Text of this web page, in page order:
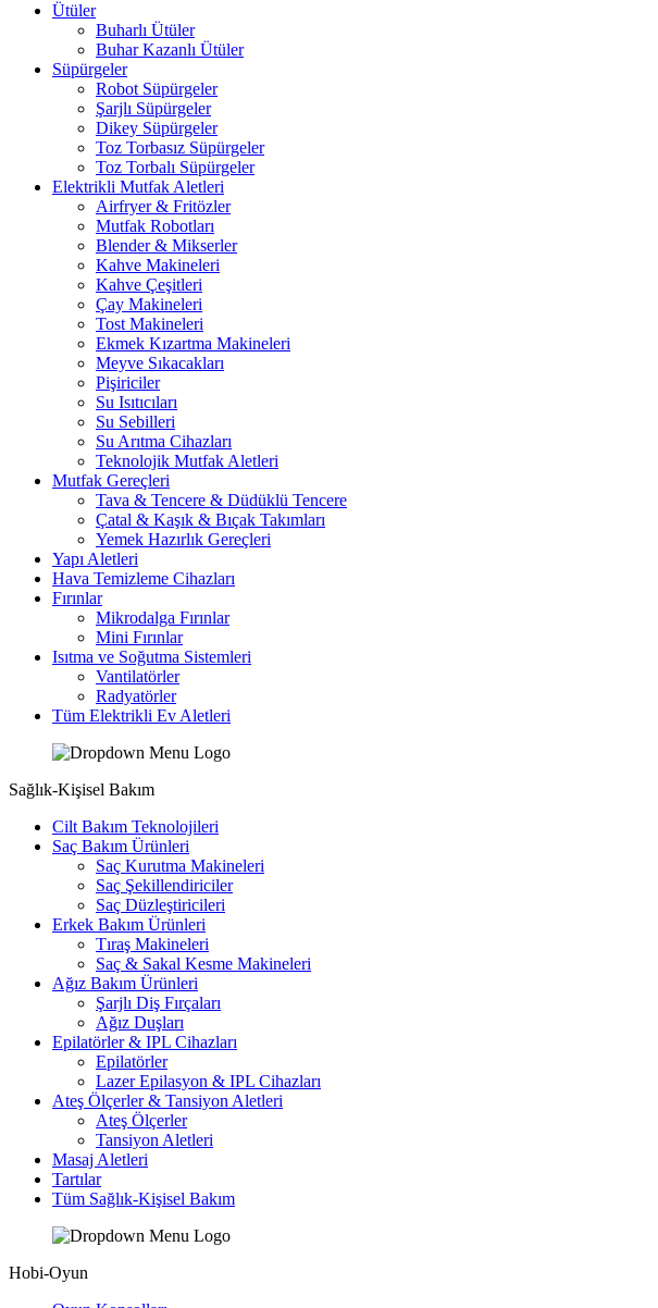
Ütüler
Buharlı Ütüler
Buhar Kazanlı Ütüler
Süpürgeler
Robot Süpürgeler
Şarjlı Süpürgeler
Dikey Süpürgeler
Toz Torbasız Süpürgeler
Toz Torbalı Süpürgeler
Elektrikli Mutfak Aletleri
Airfryer & Fritözler
Mutfak Robotları
Blender & Mikserler
Kahve Makineleri
Kahve Çeşitleri
Çay Makineleri
Tost Makineleri
Ekmek Kızartma Makineleri
Meyve Sıkacakları
Pişiriciler
Su Isıtıcıları
Su Sebilleri
Su Arıtma Cihazları
Teknolojik Mutfak Aletleri
Mutfak Gereçleri
Tava & Tencere & Düdüklü Tencere
Çatal & Kaşık & Bıçak Takımları
Yemek Hazırlık Gereçleri
Yapı Aletleri
Hava Temizleme Cihazları
Fırınlar
Mikrodalga Fırınlar
Mini Fırınlar
Isıtma ve Soğutma Sistemleri
Vantilatörler
Radyatörler
Tüm Elektrikli Ev Aletleri
Sağlık-Kişisel Bakım
Cilt Bakım Teknolojileri
Saç Bakım Ürünleri
Saç Kurutma Makineleri
Saç Şekillendiriciler
Saç Düzleştiricileri
Erkek Bakım Ürünleri
Tıraş Makineleri
Saç & Sakal Kesme Makineleri
Ağız Bakım Ürünleri
Şarjlı Diş Fırçaları
Ağız Duşları
Epilatörler & IPL Cihazları
Epilatörler
Lazer Epilasyon & IPL Cihazları
Ateş Ölçerler & Tansiyon Aletleri
Ateş Ölçerler
Tansiyon Aletleri
Masaj Aletleri
Tartılar
Tüm Sağlık-Kişisel Bakım
Hobi-Oyun